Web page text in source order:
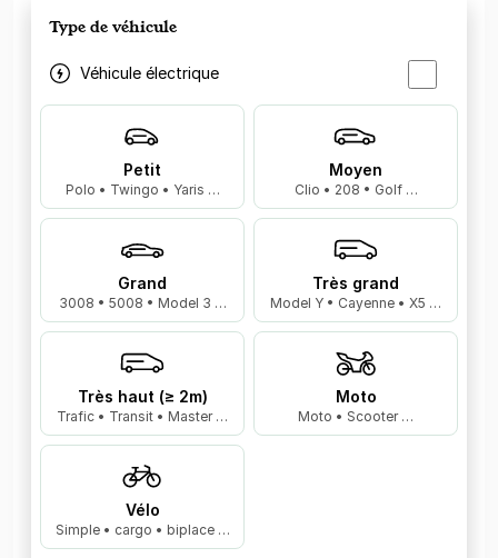
Type de véhicule
Véhicule électrique
Petit
Polo • Twingo • Yaris …
Moyen
Clio • 208 • Golf …
Grand
3008 • 5008 • Model 3 …
Très grand
Model Y • Cayenne • X5 …
Très haut (≥ 2m)
Trafic • Transit • Master …
Moto
Moto • Scooter …
Vélo
Simple • cargo • biplace …